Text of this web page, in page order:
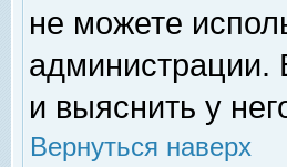
не можете
администрации.
и выяснить у
Вернуться наверх